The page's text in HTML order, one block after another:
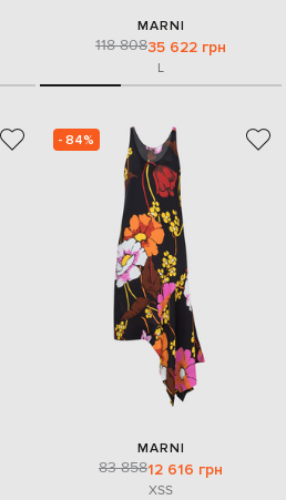
MARNI
118 80835 622 грн
L
- 84%
MARNI
83 85812 616 грн
XSS